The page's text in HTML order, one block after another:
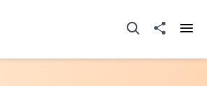
打开搜寻器分享至